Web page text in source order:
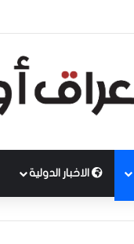
الاخبار الدولية